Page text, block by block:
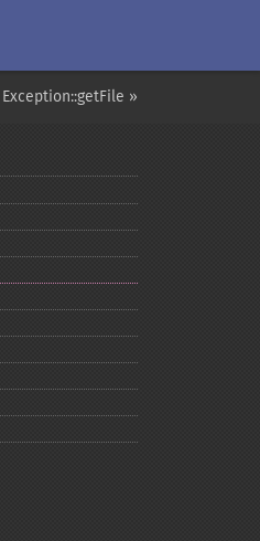
Exception::getFile »